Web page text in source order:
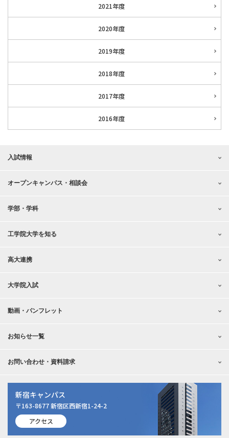
2021年度
2020年度
2019年度
2018年度
2017年度
2016年度
入試情報
オープンキャンパス・相談会
学部・学科
工学院大学を知る
高大連携
大学院入試
動画・パンフレット
お知らせ一覧
お問い合わせ・資料請求
新宿キャンパス
〒163-8677 新宿区西新宿1-24-2
アクセス